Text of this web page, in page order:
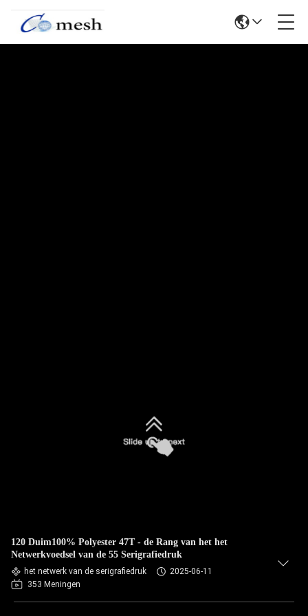
120 Duim100% Polyester 47T - de Rang van het het
Netwerkvoedsel van de 55 Serigrafiedruk
het netwerk van de serigrafiedruk
2025-06-11
353 Meningen